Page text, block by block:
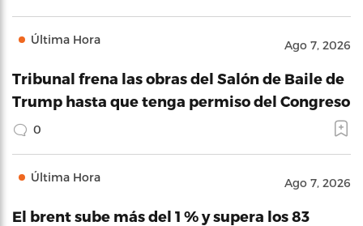
Última Hora Ago 7, 2026
Tribunal frena las obras del Salón de Baile de
Trump hasta que tenga permiso del Congreso
0
Última Hora Ago 7, 2026
El brent sube más del 1 % y supera los 83